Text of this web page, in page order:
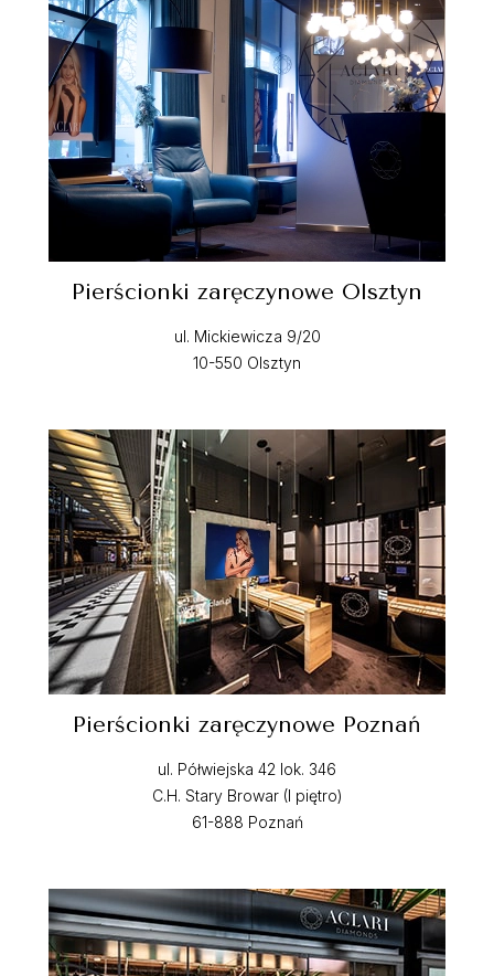
Pierścionki zaręczynowe Olsztyn
ul. Mickiewicza 9/20
10-550 Olsztyn
Pierścionki zaręczynowe Poznań
ul. Półwiejska 42 lok. 346
C.H. Stary Browar (I piętro)
61-888 Poznań